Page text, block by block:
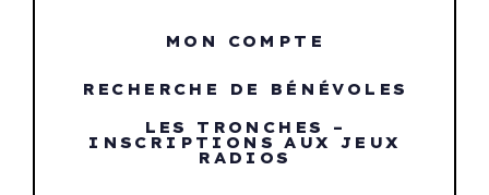
MON COMPTE
RECHERCHE DE BÉNÉVOLES
LES TRONCHES –
INSCRIPTIONS AUX JEUX
RADIOS